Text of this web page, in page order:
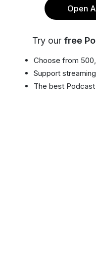
Open
Try our free
Choose from
Support
The best